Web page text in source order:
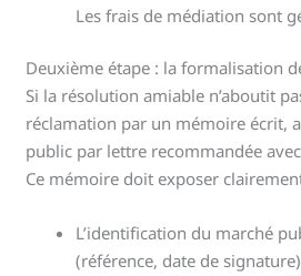
Les frais de médiation sont
Deuxième étape : la formalisation
Si la résolution amiable n’aboutit
réclamation par un mémoire écrit,
public par lettre recommandée
Ce mémoire doit exposer
L’identification du marché
(référence, date de